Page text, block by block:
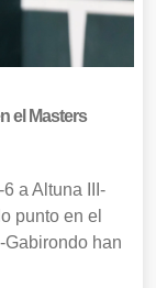
el Masters
a Altuna III-
punto en el
Gabirondo han